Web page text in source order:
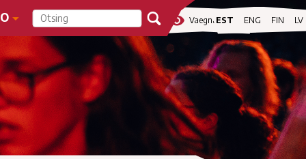
visibility Vaegnägijale
EST ENG FIN LV